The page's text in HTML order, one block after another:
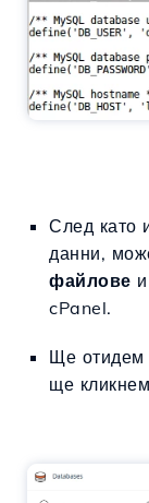
След като
данни,
файлове
cPanel.
Ще отидем
ще